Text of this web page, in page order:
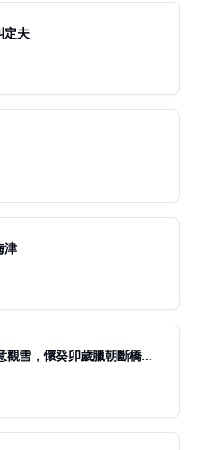
定夫
津
觀雪，懷癸卯歲臘朝斷橋並